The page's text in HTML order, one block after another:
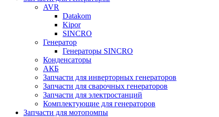
AVR
Datakom
Kipor
SINCRO
Генератор
Генераторы SINCRO
Конденсаторы
АКБ
Запчасти для инверторных генераторов
Запчасти для сварочных генераторов
Запчасти для электростанций
Комплектующие для генераторов
Запчасти для мотопомпы